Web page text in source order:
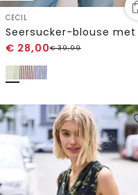
CECIL
€ 28,00€39,99